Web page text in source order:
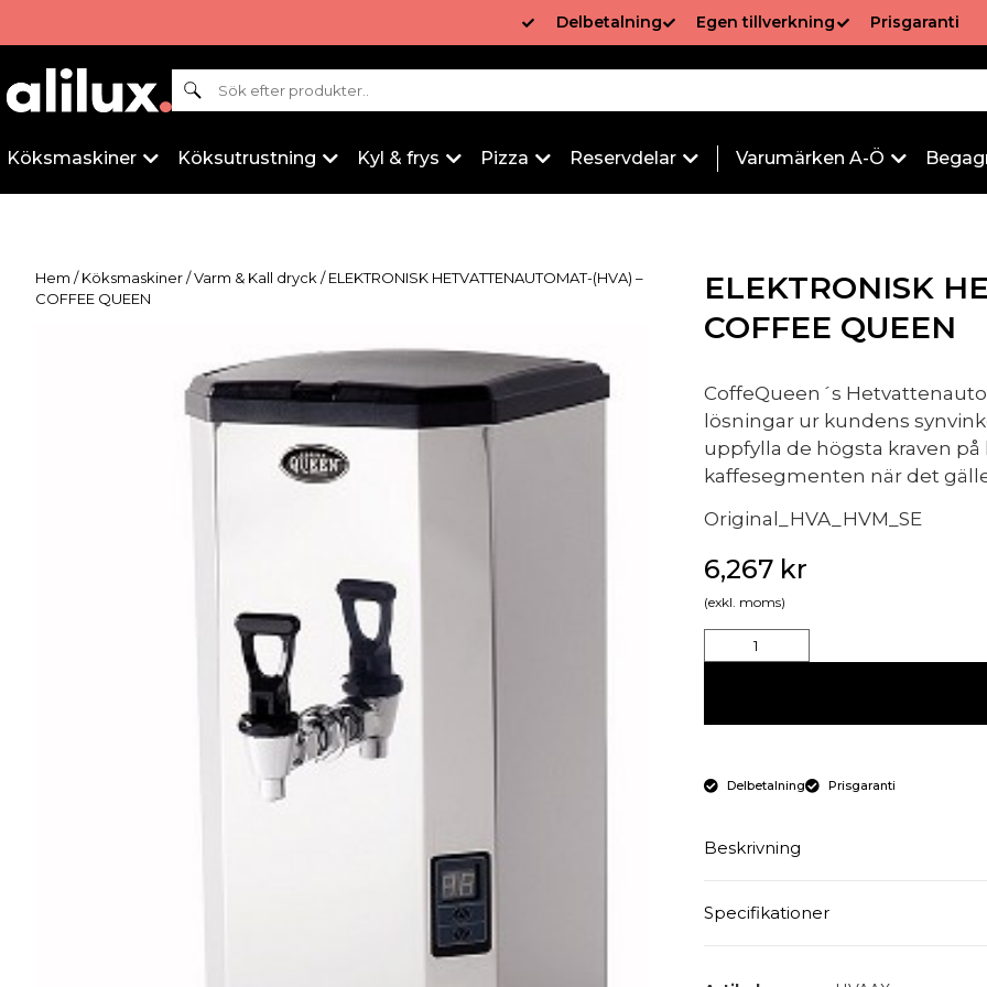
Delbetalning Egen tillverkning Prisgaranti
Sök
Köksmaskiner Köksutrustning Kyl & frys Pizza Reservdelar Varumärken A-Ö
Hem /Köksmaskiner/Varm & Kall dryck / ELEKTRONISK HETVATTENAUTOMAT-(HVA) –
COFFEE QUEEN
ELEKTRONISK
COFFEE QUEEN
CoffeQueen´s
lösningar ur kundens
uppfylla de högsta kraven på
kaffesegmenten när det
Original_HVA_HVM_SE
6,267 kr
(exkl. moms)
Delbetalning Prisgaranti
Beskrivning
- Digital visningsdisplay för
Specifikationer